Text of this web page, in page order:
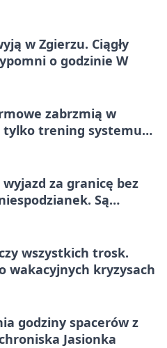
w Zgierzu. Ciągły
o godzinie W
zabrzmią w
tylko trening systemu
za granicę bez
Są
wszystkich trosk.
wakacyjnych kryzysach
godziny spacerów z
Jasionka